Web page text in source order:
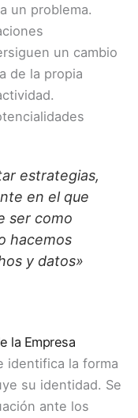
un problema.
un cambio
de la propia
estrategias,
en el que
ser como
hacemos
y datos»
la Empresa
identifica la forma
su identidad. Se
ante los